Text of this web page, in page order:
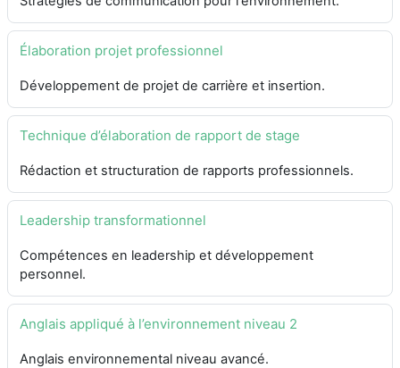
Élaboration projet professionnel
Développement de projet de carrière et insertion.
Technique d’élaboration de rapport de stage
Rédaction et structuration de rapports professionnels.
Leadership transformationnel
Compétences en leadership et développement
personnel.
Anglais appliqué à l’environnement niveau 2
Anglais environnemental niveau avancé.